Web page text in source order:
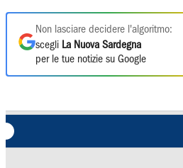
Non lasciare decidere l'algoritmo:
scegli La Nuova Sardegna
per le tue notizie su Google